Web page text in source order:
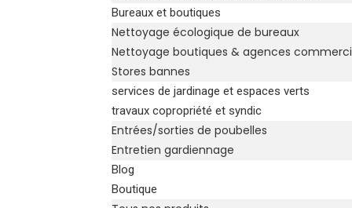
Bureaux et boutiques
Nettoyage écologique de bureaux
Nettoyage boutiques & agences
Stores bannes
services de jardinage et espaces verts
travaux copropriété et syndic
Entrées/sorties de poubelles
Entretien gardiennage
Blog
Boutique